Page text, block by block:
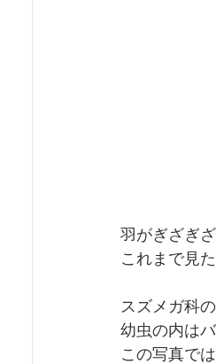
羽がぎざぎ
これまで見
スズメガ科
幼虫の内は
この写真で